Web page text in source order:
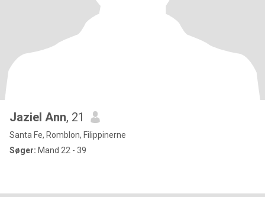
Jaziel Ann, 21
Santa Fe, Romblon, Filippinerne
Søger: Mand 22 - 39